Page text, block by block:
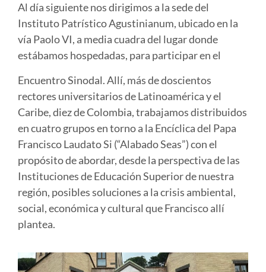
Al día siguiente nos dirigimos a la sede del
Instituto Patrístico Agustinianum, ubicado en la
vía Paolo VI, a media cuadra del lugar donde
estábamos hospedadas, para participar en el
Encuentro Sinodal. Allí, más de doscientos
rectores universitarios de Latinoamérica y el
Caribe, diez de Colombia, trabajamos distribuidos
en cuatro grupos en torno a la Encíclica del Papa
Francisco Laudato Si (“Alabado Seas”) con el
propósito de abordar, desde la perspectiva de las
Instituciones de Educación Superior de nuestra
región, posibles soluciones a la crisis ambiental,
social, económica y cultural que Francisco allí
plantea.